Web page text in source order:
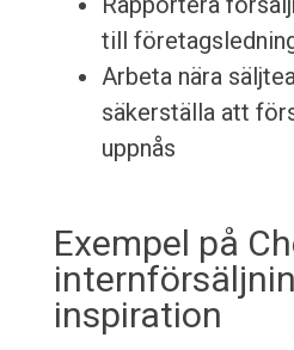
till
Arbeta nära
säkerställa att
uppnås
Exempel på
inspiration